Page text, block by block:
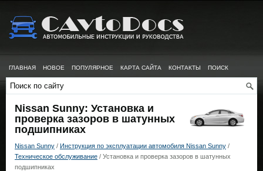
ГЛАВНАЯ НОВОЕ ПОПУЛЯРНОЕ КАРТА САЙТА КОНТАКТЫ ПОИСК
Nissan Sunny: Установка и
проверка зазоров в шатунных
подшипниках
Nissan Sunny / Инструкция по эксплуатации автомобиля Nissan Sunny /
Техническое обслуживание / Установка и проверка зазоров в шатунных
подшипниках